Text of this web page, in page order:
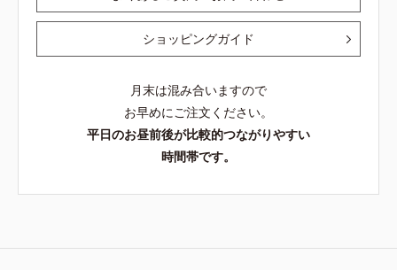
ショッピングガイド
月末は混み合いますので
お早めにご注文ください。
平日のお昼前後が比較的つながりやすい
時間帯です。